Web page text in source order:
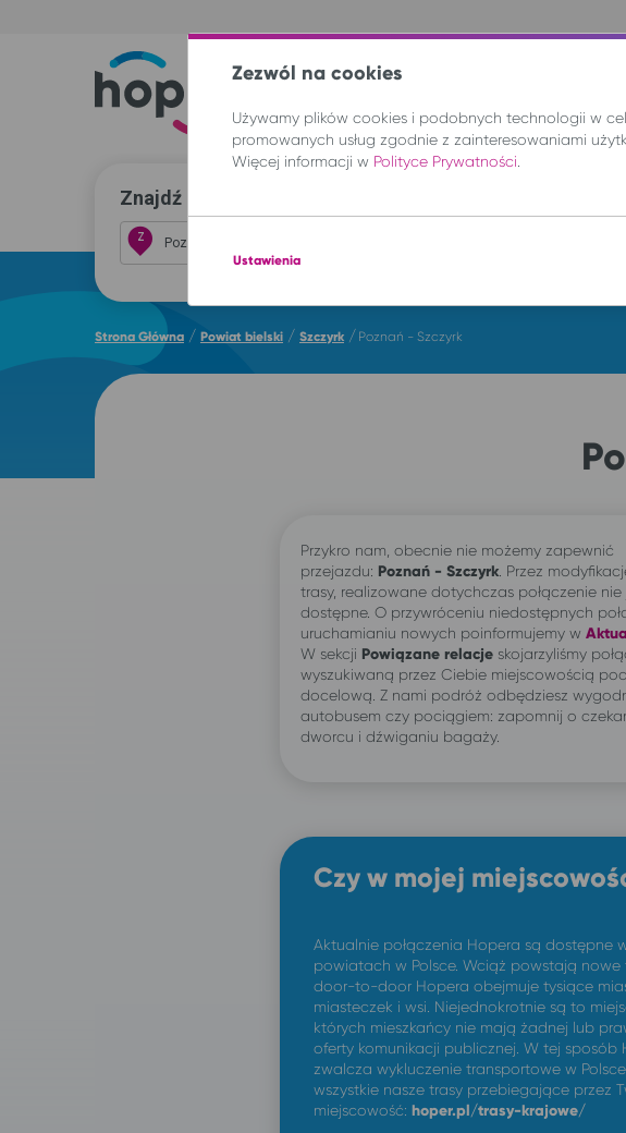
Znajdź przejazd i kup bilet
Z
Strona Główna / Powiat bielski / Szczyrk /Poznań - Szczyrk
Przykro nam, obecnie nie możemy zapewnić
przejazdu: Poznań - Szczyrk . Przez
trasy, realizowane dotychczas połączenie nie
dostępne. O przywróceniu niedostępnych
uruchamianiu nowych poinformujemy w
W sekcji Powiązane relacje skojarzyliśmy
wyszukiwaną przez Ciebie miejscowością
docelową. Z nami podróż odbędziesz
autobusem czy pociągiem: zapomnij o
dworcu i dźwiganiu bagaży.
Czy w mojej
Aktualnie połączenia Hopera są dostępne
powiatach w Polsce. Wciąż powstają nowe
door-to-door Hopera obejmuje tysiące
miasteczek i wsi. Niejednokrotnie są to
których mieszkańcy nie mają żadnej lub
oferty komunikacji publicznej. W tej sposób
zwalcza wykluczenie transportowe w
wszystkie nasze trasy przebiegające przez
miejscowość: hoper.pl/trasy-krajowe/
Zezwól na cookies
Używamy plików cookies i podobnych technologii w
promowanych usług zgodnie z zainteresowaniami
Więcej informacji w Polityce Prywatności
Ustawienia